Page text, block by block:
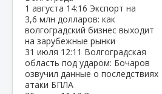
1 августа 14:16 Экспорт на
3,6 млн долларов: как
волгоградский бизнес выходит
на зарубежные рынки
31 июля 12:11 Волгоградская
область под ударом: Бочаров
озвучил данные о последствиях
атаки БПЛА